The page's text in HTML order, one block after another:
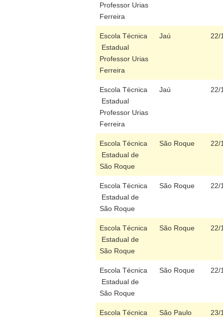
Professor Urias
Ferreira
Escola Técnica
Estadual
Professor Urias
Ferreira
Jaú 22/
Escola Técnica
Estadual
Professor Urias
Ferreira
Jaú 22/
Escola Técnica
Estadual de
São Roque
São Roque 22/
Escola Técnica
Estadual de
São Roque
São Roque 22/
Escola Técnica
Estadual de
São Roque
São Roque 22/
Escola Técnica
Estadual de
São Roque
São Roque 22/
Escola Técnica
São Paulo 23/